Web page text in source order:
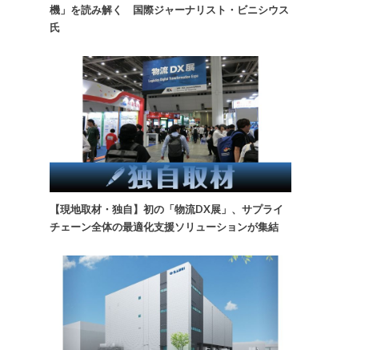
機」を読み解く 国際ジャーナリスト・ビニシウス
氏
【現地取材・独自】初の「物流DX展」、サプライ
チェーン全体の最適化支援ソリューションが集結